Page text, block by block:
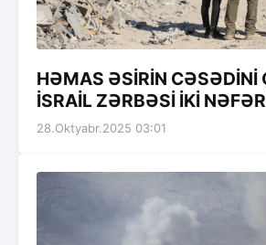
HƏMAS ƏSİRİN CƏSƏDİNİ
İSRAİL ZƏRBƏSİ İKİ
28.Oktyabr.2025 03:01